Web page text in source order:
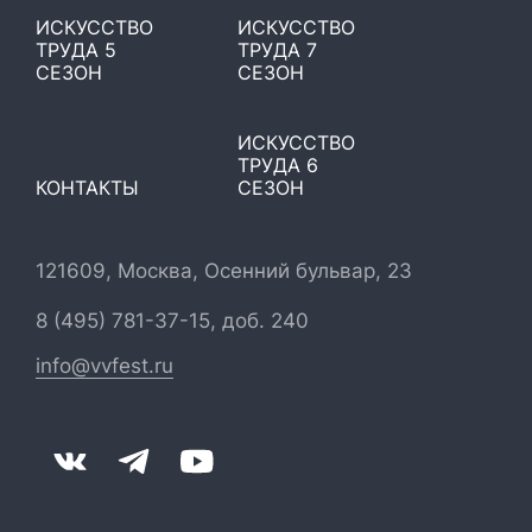
121609, Москва, Осенний бульвар, 23
8 (495) 781-37-15, доб. 240
info@vvfest.ru
КОНТАКТЫ
ИСКУССТВО
ТРУДА 5
СЕЗОН
ИСКУССТВО
ТРУДА 6
СЕЗОН
ИСКУССТВО
ТРУДА 7
СЕЗОН